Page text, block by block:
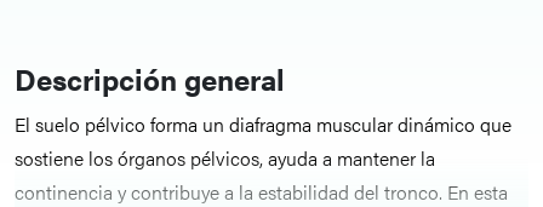
Descripción general
El suelo pélvico forma un diafragma muscular dinámico que
sostiene los órganos pélvicos, ayuda a mantener la
continencia y contribuye a la estabilidad del tronco. En esta